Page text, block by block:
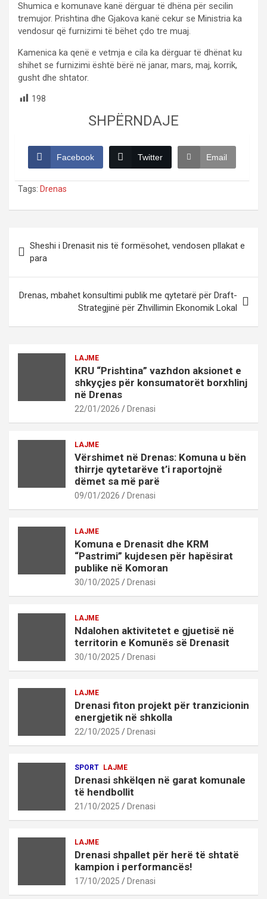
Shumica e komunave kanë dërguar të dhëna për secilin
tremujor. Prishtina dhe Gjakova kanë cekur se Ministria ka
vendosur që furnizimi të bëhet çdo tre muaj.
Kamenica ka qenë e vetmja e cila ka dërguar të dhënat ku
shihet se furnizimi është bërë në janar, mars, maj, korrik,
gusht dhe shtator.
198
SHPËRNDAJE
Facebook Twitter Email
Tags: Drenas
navigation
Sheshi i Drenasit nis të formësohet, vendosen pllakat e
para
Drenas, mbahet konsultimi publik me qytetarë për Draft-
Strategjinë për Zhvillimin Ekonomik Lokal
LAJME
KRU “Prishtina” vazhdon aksionet e
shkyçjes për konsumatorët borxhlinj
në Drenas
22/01/2026 Drenasi
LAJME
Vërshimet në Drenas: Komuna u bën
thirrje qytetarëve t’i raportojnë
dëmet sa më parë
09/01/2026 Drenasi
LAJME
Komuna e Drenasit dhe KRM
“Pastrimi” kujdesen për hapësirat
publike në Komoran
30/10/2025 Drenasi
LAJME
Ndalohen aktivitetet e gjuetisë në
territorin e Komunës së Drenasit
30/10/2025 Drenasi
LAJME
Drenasi fiton projekt për tranzicionin
energjetik në shkolla
22/10/2025 Drenasi
SPORT LAJME
Drenasi shkëlqen në garat komunale
të hendbollit
21/10/2025 Drenasi
LAJME
Drenasi shpallet për herë të shtatë
kampion i performancës!
17/10/2025 Drenasi